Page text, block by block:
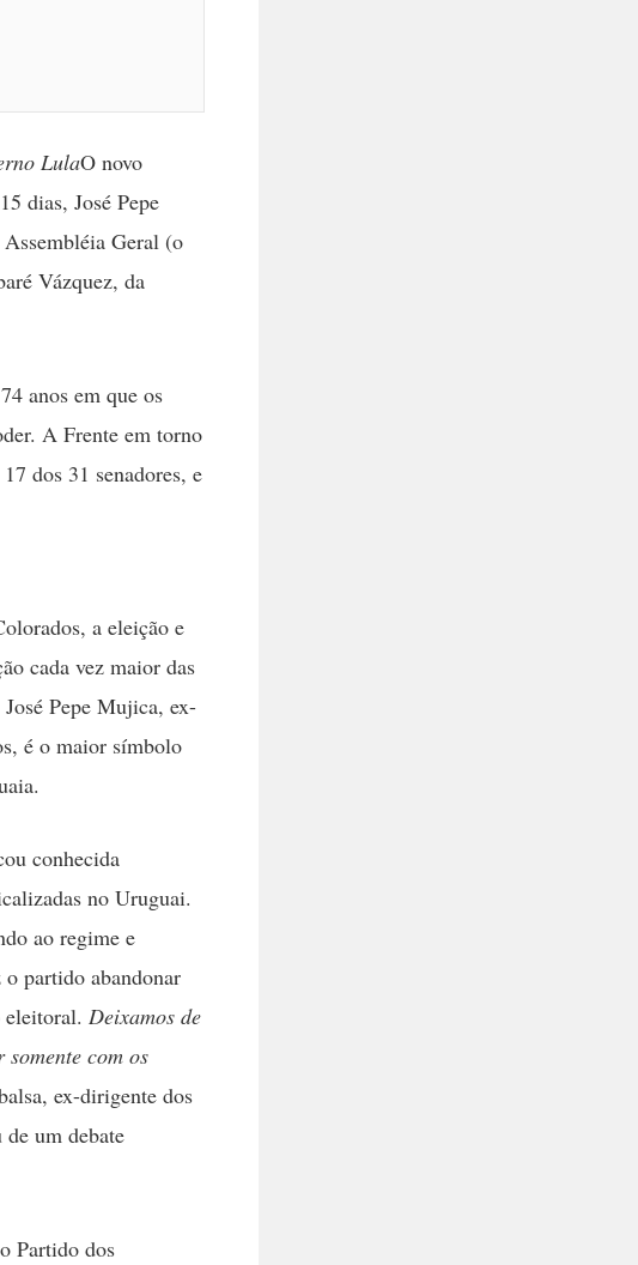
LulaO novo
José Pepe
Geral (o
Vázquez, da
anos em que os
A Frente em torno
dos 31 senadores, e
a eleição e
cada vez maior das
Pepe Mujica, ex-
é o maior símbolo
conhecida
no Uruguai.
ao regime e
partido abandonar
eleitoral. Deixamos de
com os
ex-dirigente dos
um debate
Partido dos